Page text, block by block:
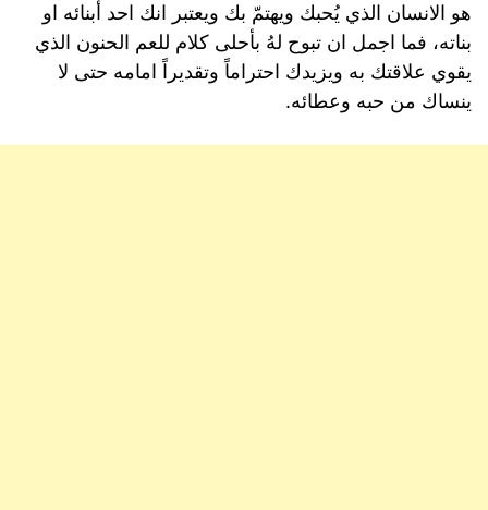
هو الانسان الذي يُحبك ويهتمّ بك ويعتبر انك احد أبنائه او
بناته، فما اجمل ان تبوح لهُ بأحلى كلام للعم الحنون الذي
يقوي علاقتك به ويزيدك احتراماً وتقديراً امامه حتى لا
ينساك من حبه وعطائه.